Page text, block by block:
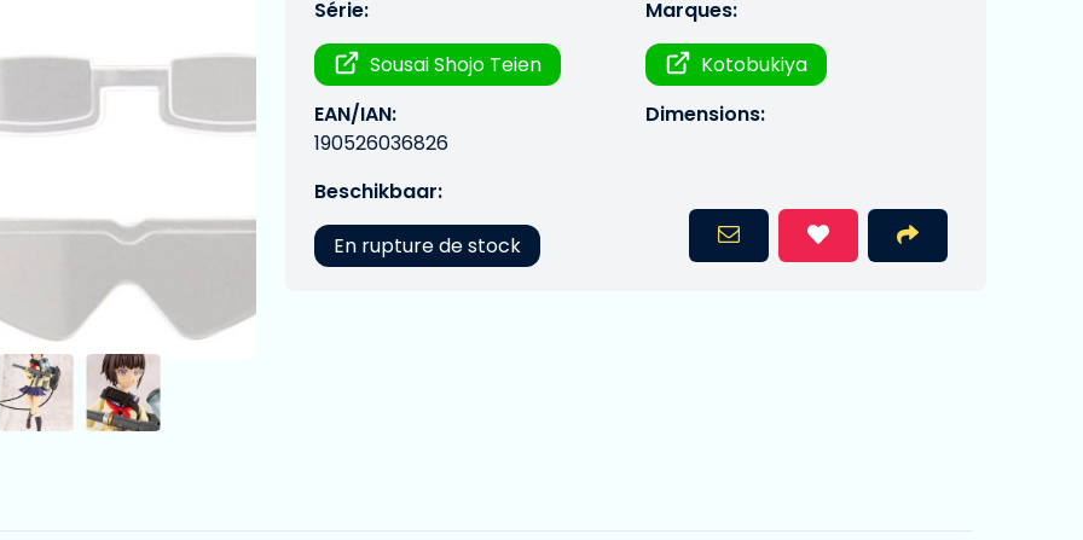
Série:
Sousai Shojo Teien
Marques:
Kotobukiya
EAN/IAN:
190526036826
Dimensions:
Beschikbaar:
En rupture de stock